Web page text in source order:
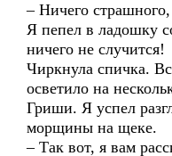
– Ничего
Я пепел в ладошку
ничего не случится!
Чиркнула спичка.
осветило на
Гриши. Я успел
морщины на щеке.
– Так вот, я вам